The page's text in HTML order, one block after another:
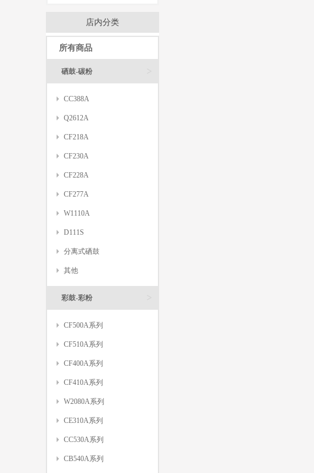
店内分类
所有商品
硒鼓-碳粉
CC388A
Q2612A
CF218A
CF230A
CF228A
CF277A
W1110A
D111S
分离式硒鼓
其他
彩鼓-彩粉
CF500A系列
CF510A系列
CF400A系列
CF410A系列
W2080A系列
CE310A系列
CC530A系列
CB540A系列